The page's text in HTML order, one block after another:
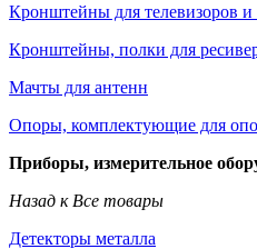
Кронштейны для телевизоров и
Кронштейны, полки для
Мачты для антенн
Опоры, комплектующие для
Приборы, измерительное
Назад к Все товары
Детекторы металла